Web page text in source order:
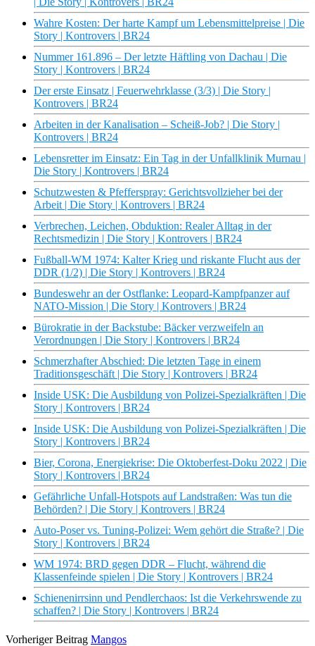
Wahre Kosten: Der harte Kampf um Lebensmittelpreise | Die
Story | Kontrovers | BR24
Nummer 161.896 – Der letzte Häftling von Dachau | Die
Story | Kontrovers | BR24
Der erste Einsatz | Feuerwehrklasse (3/3) | Die Story |
Kontrovers | BR24
Arbeiten in der Kanalisation – Scheiß-Job? | Die Story |
Kontrovers | BR24
Lebensretter im Einsatz: Ein Tag in der Unfallklinik Murnau |
Die Story | Kontrovers | BR24
Schutzwesten & Pfefferspray: Gerichtsvollzieher bei der
Arbeit | Die Story | Kontrovers | BR24
Verbrechen, Leichen, Obduktion: Realer Alltag in der
Rechtsmedizin | Die Story | Kontrovers | BR24
Fußball-WM 1974: Kalter Krieg und riskante Flucht aus der
DDR (1/2) | Die Story | Kontrovers | BR24
Bundeswehr an der Ostflanke: Leopard-Kampfpanzer auf
NATO-Mission | Die Story | Kontrovers | BR24
Bürokratie in der Backstube: Bäcker verzweifeln an
Verordnungen | Die Story | Kontrovers | BR24
Schmerzhafter Abschied: Die letzten Tage in einem
Traditionsgeschäft | Die Story | Kontrovers | BR24
Inside USK: Die Ausbildung von Polizei-Spezialkräften | Die
Story | Kontrovers | BR24
Inside USK: Die Ausbildung von Polizei-Spezialkräften | Die
Story | Kontrovers | BR24
Bier, Corona, Energiekrise: Die Oktoberfest-Doku 2022 | Die
Story | Kontrovers | BR24
Gefährliche Unfall-Hotspots auf Landstraßen: Was tun die
Behörden? | Die Story | Kontrovers | BR24
Auto-Poser vs. Tuning-Polizei: Wem gehört die Straße? | Die
Story | Kontrovers | BR24
WM 1974: BRD gegen DDR – Flucht, während die
Klassenfeinde spielen | Die Story | Kontrovers | BR24
Schienenirrsinn und Pendlerchaos: Ist die Verkehrswende zu
schaffen? | Die Story | Kontrovers | BR24
Vorheriger Beitrag Mangos